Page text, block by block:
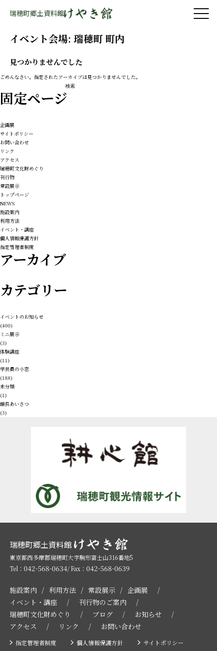
瑞穂町郷土資料館
イベント会場: 瑞穂町 町内
見つかりませんでした
ごめんなさい。指定されたアーカイブは見つかりませんでした。
索:
固定ページ
企画展
サイトポリシー
お問い合わせ
リンク
アクセス
瑞穂町文化財めぐり
刊行物
常設展示
トップページ
NEWS
施設案内
利用方法
イベント・講座
個人情報保護方針
指定管理者制度
アーカイブ
カテゴリー
イベントのお知らせ
(400)
ミニ展示
(3)
体験講座
(11)
学芸員の小窓
(188)
未分類
(1)
館長あいさつ
(3)
瑞穂町郷土資料館
東京都西多摩郡瑞穂町大字駒形富士山316番地5
Tel： 042-568-0634/ Fax： 042-568-0639
施設案内 利用方法 常設展示
企画展
イベント・講座
刊行物のご案内
瑞穂町文化財めぐり
ブログ
お知らせ
アクセス
リンク お問い合わせ
指定管理者制度 個人情報保護方針 サイトポリシー